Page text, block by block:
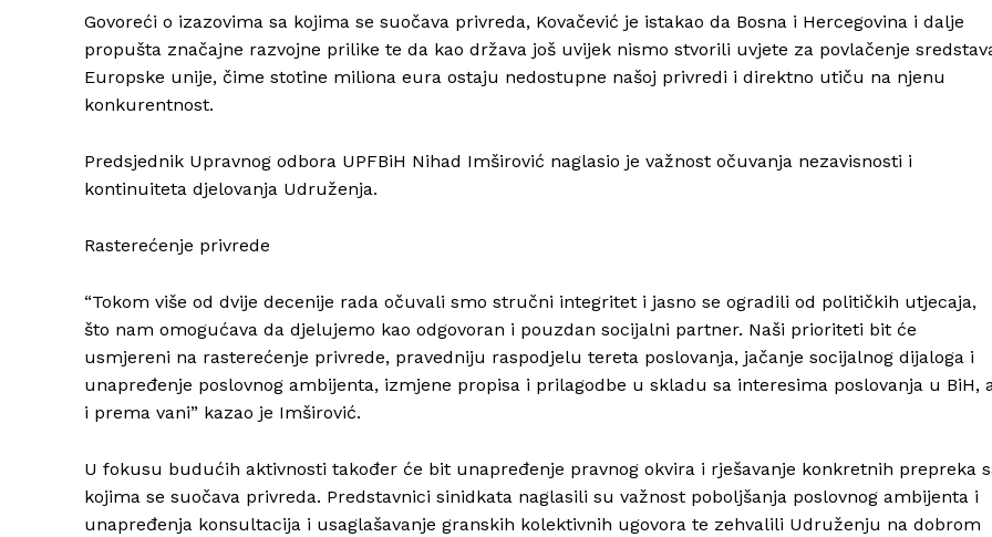
Govoreći o izazovima sa kojima se suočava privreda, Kovačević je istakao da Bosna i Hercegovina i dalje
propušta značajne razvojne prilike te da kao država još uvijek nismo stvorili uvjete za povlačenje
Europske unije, čime stotine miliona eura ostaju nedostupne našoj privredi i direktno utiču na njenu
konkurentnost.
Predsjednik Upravnog odbora UPFBiH Nihad Imširović naglasio je važnost očuvanja nezavisnosti i
kontinuiteta djelovanja Udruženja.
Rasterećenje privrede
“Tokom više od dvije decenije rada očuvali smo stručni integritet i jasno se ogradili od političkih utjecaja,
što nam omogućava da djelujemo kao odgovoran i pouzdan socijalni partner. Naši prioriteti bit će
usmjereni na rasterećenje privrede, pravedniju raspodjelu tereta poslovanja, jačanje socijalnog dijaloga i
unapređenje poslovnog ambijenta, izmjene propisa i prilagodbe u skladu sa interesima poslovanja u BiH,
i prema vani” kazao je Imširović.
U fokusu budućih aktivnosti također će bit unapređenje pravnog okvira i rješavanje konkretnih prepreka
kojima se suočava privreda. Predstavnici sinidkata naglasili su važnost poboljšanja poslovnog ambijenta i
unapređenja konsultacija i usaglašavanje granskih kolektivnih ugovora te zehvalili Udruženju na dobrom